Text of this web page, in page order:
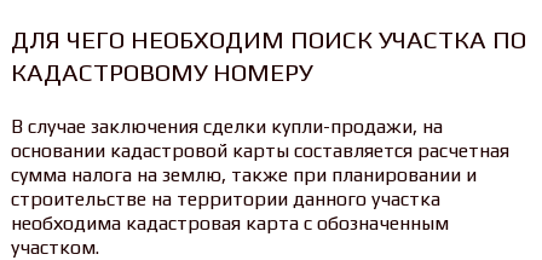
ДЛЯ ЧЕГО НЕОБХОДИМ ПОИСК УЧАСТКА ПО
КАДАСТРОВОМУ НОМЕРУ
В случае заключения сделки купли-продажи, на
основании кадастровой карты составляется расчетная
сумма налога на землю, также при планировании и
строительстве на территории данного участка
необходима кадастровая карта с обозначенным
участком.